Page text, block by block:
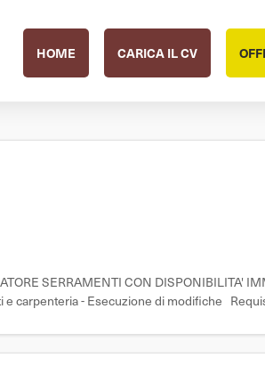
HOME CARICA IL CV
SERRAMENTI CON DISPONIBILITA'
e carpenteria - Esecuzione di modifiche